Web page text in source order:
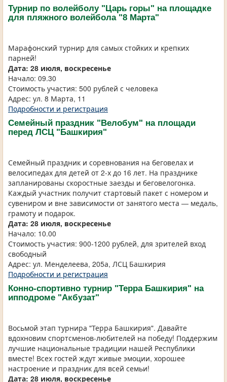
Турнир по волейболу "Царь горы" на площадке
для пляжного волейбола "8 Марта"
Марафонский турнир для самых стойких и крепких
парней!
Дата: 28 июля, воскресенье
Начало: 09.30
Стоимость участия: 500 рублей с человека
Адрес: ул. 8 Марта, 11
Подробности и регистрация
Семейный праздник "Велобум" на площади
перед ЛСЦ "Башкирия"
Семейный праздник и соревнования на беговелах и
велосипедах для детей от 2-х до 16 лет. На празднике
запланированы скоростные заезды и беговелогонка.
Каждый участник получит стартовый пакет с номером и
сувениром и вне зависимости от занятого места — медаль,
грамоту и подарок.
Дата: 28 июля, воскресенье
Начало: 10.00
Стоимость участия: 900-1200 рублей, для зрителей вход
свободный
Адрес: ул. Менделеева, 205а, ЛСЦ Башкирия
Подробности и регистрация
Конно-спортивно турнир "Терра Башкирия" на
ипподроме "Акбузат"
Восьмой этап турнира "Терра Башкирия". Давайте
вдохновим спортсменов-любителей на победу! Поддержим
лучшие национальные традиции нашей Республики
вместе! Всех гостей ждут живые эмоции, хорошее
настроение и праздник для всей семьи!
Дата: 28 июля, воскресенье